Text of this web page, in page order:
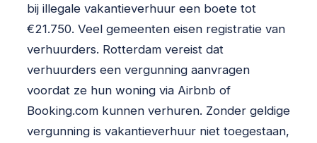
bij illegale vakantieverhuur een boete tot
€21.750. Veel gemeenten eisen registratie van
verhuurders. Rotterdam vereist dat
verhuurders een vergunning aanvragen
voordat ze hun woning via Airbnb of
Booking.com kunnen verhuren. Zonder geldige
vergunning is vakantieverhuur niet toegestaan,